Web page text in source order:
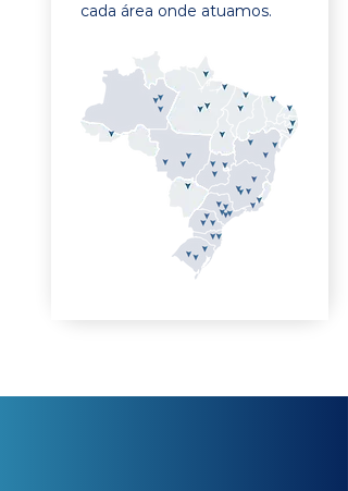
cada área onde atuamos.